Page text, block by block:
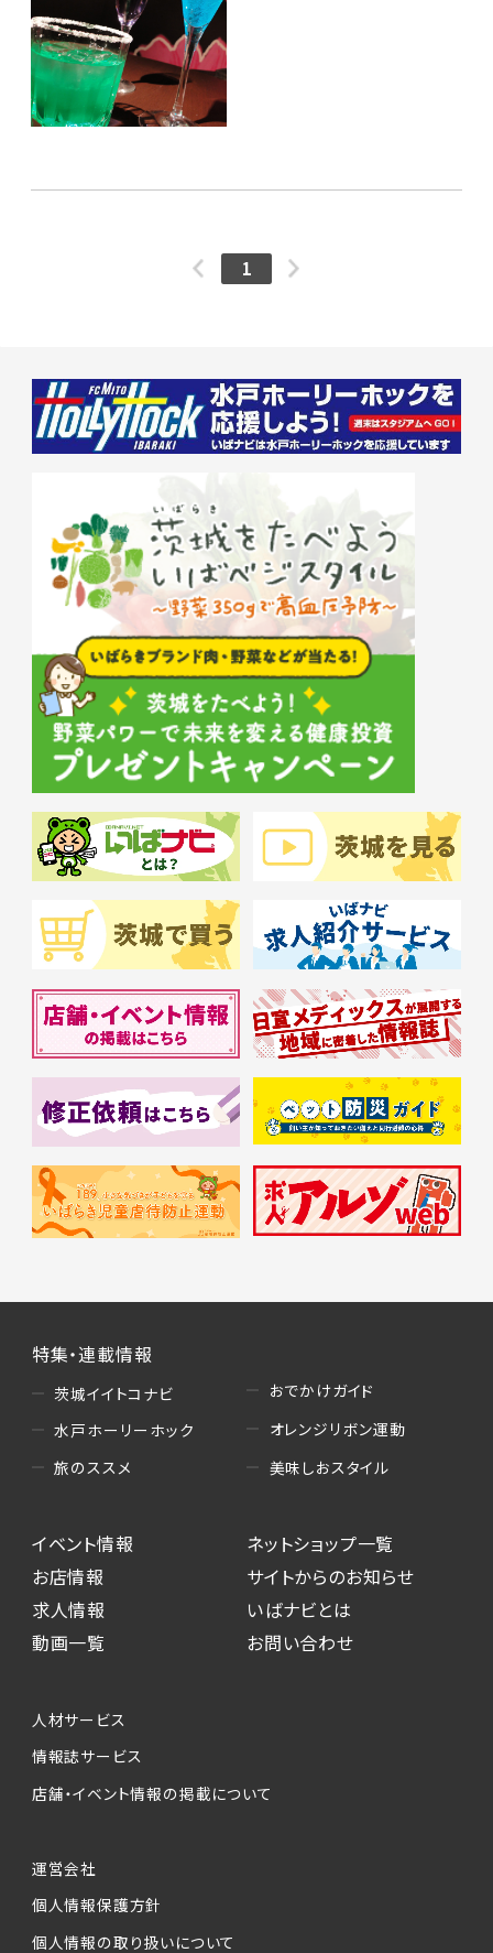
1
特集・連載情報
茨城イイトコナビ
水戸ホーリーホック
旅のススメ
おでかけガイド
オレンジリボン運動
美味しおスタイル
イベント情報
お店情報
求人情報
動画一覧
ネットショップ一覧
サイトからのお知らせ
いばナビとは
お問い合わせ
人材サービス
情報誌サービス
店舗・イベント情報の掲載について
運営会社
個人情報保護方針
個人情報の取り扱いについて